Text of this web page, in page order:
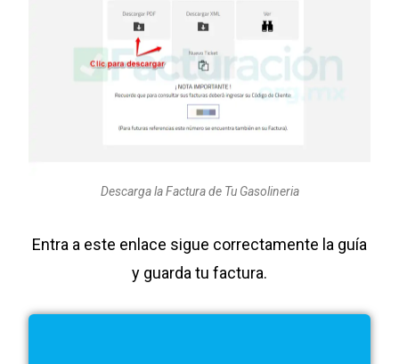
Descarga la Factura de Tu Gasolineria
Entra a este enlace sigue correctamente la guía
y guarda tu factura.